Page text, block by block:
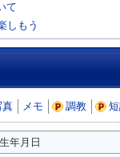
て
しもう
真 メモ 調教
生年月日